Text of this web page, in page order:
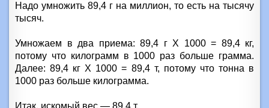
Надо умножить 89,4 г на миллион, то есть на тысячу
тысяч.
Умножаем в два приема: 89,4 гX 1000 = 89,4 кг,
потому что килограмм в 1000 раз больше грамма.
Далее:89,4 кг X 1000 = 89,4 т, потому что тонна в
1000 раз больше килограмма.
Итак, искомый вес — 89,4 т.